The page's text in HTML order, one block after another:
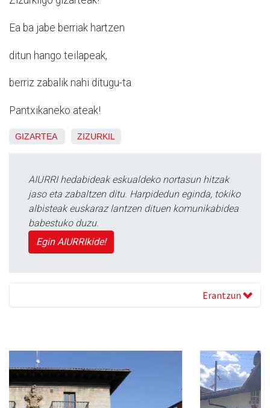
Ea ba jabe berriak hartzen
ditun hango teilapeak,
berriz zabalik nahi ditugu-ta
Pantxikaneko ateak!
GIZARTEA ZIZURKIL
AIURRI hedabideak eskualdeko nortasun hitzak
jaso eta zabaltzen ditu. Harpidedun eginda, tokiko
albisteak euskaraz lantzen dituen komunikabidea
babestuko duzu.
Egin AIURRIkide!
Erantzun